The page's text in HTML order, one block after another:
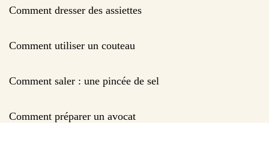
Comment dresser des assiettes
Comment utiliser un couteau
Comment saler : une pincée de sel
Comment préparer un avocat